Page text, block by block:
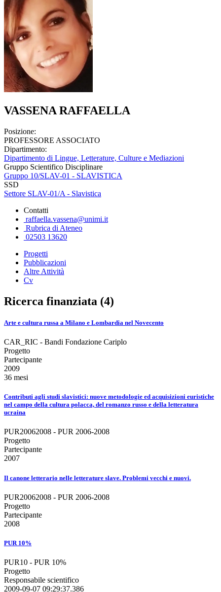
VASSENA RAFFAELLA
Posizione:
PROFESSORE ASSOCIATO
Dipartimento:
Dipartimento di Lingue, Letterature, Culture e Mediazioni
Gruppo Scientifico Disciplinare
Gruppo 10/SLAV-01 - SLAVISTICA
SSD
Settore SLAV-01/A - Slavistica
Contatti
raffaella.vassena@unimi.it
Rubrica di Ateneo
02503 13620
Progetti
Pubblicazioni
Altre Attività
Cv
Ricerca finanziata (4)
Arte e cultura russa a Milano e Lombardia nel Novecento
CAR_RIC - Bandi Fondazione Cariplo
Progetto
Partecipante
2009
36 mesi
Contributi agli studi slavistici: nuove metodologie ed acquisizioni euristiche
nel campo della cultura polacca, del romanzo russo e della letteratura
ucraina
PUR20062008 - PUR 2006-2008
Progetto
Partecipante
2007
Il canone letterario nelle letterature slave. Problemi vecchi e nuovi.
PUR20062008 - PUR 2006-2008
Progetto
Partecipante
2008
PUR 10%
PUR10 - PUR 10%
Progetto
Responsabile scientifico
2009-09-07 09:29:37.386